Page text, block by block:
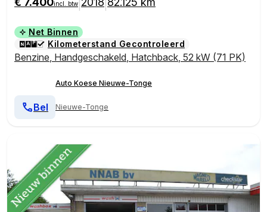
incl. btw
Net Binnen
Kilometerstand Gecontroleerd
Benzine, Handgeschakeld, Hatchback, 52 kW (71 PK)
Auto Koese Nieuwe-Tonge
Nieuwe-Tonge
Bel